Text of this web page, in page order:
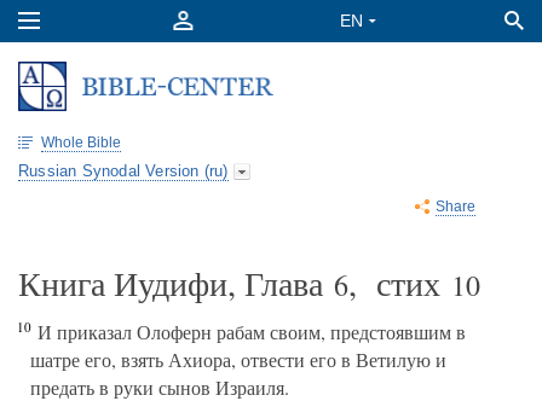
Whole Bible
Russian Synodal Version (ru)
Share
Книга Иудифи, Глава 6, стих 10
10 И приказал Олоферн рабам своим, предстоявшим в
шатре его, взять Ахиора, отвести его в Ветилую и
предать в руки сынов Израиля.